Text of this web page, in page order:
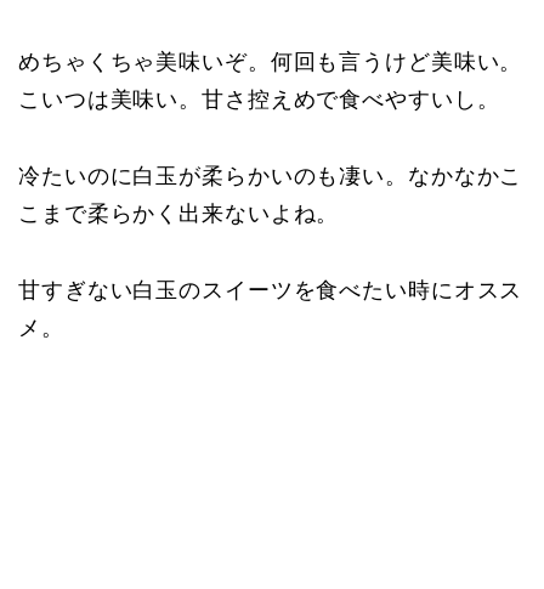
めちゃくちゃ美味いぞ。何回も言うけど美味い。
こいつは美味い。甘さ控えめで食べやすいし。
冷たいのに白玉が柔らかいのも凄い。なかなかこ
こまで柔らかく出来ないよね。
甘すぎない白玉のスイーツを食べたい時にオスス
メ。